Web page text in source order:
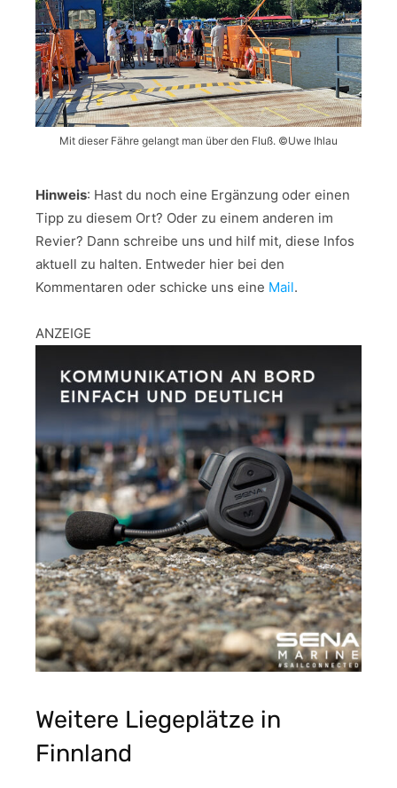
Mit dieser Fähre gelangt man über den Fluß. ©Uwe Ihlau
Hinweis: Hast du noch eine Ergänzung oder einen
Tipp zu diesem Ort? Oder zu einem anderen im
Revier? Dann schreibe uns und hilf mit, diese Infos
aktuell zu halten. Entweder hier bei den
Kommentaren oder schicke uns eine Mail.
ANZEIGE
Weitere Liegeplätze in
Finnland